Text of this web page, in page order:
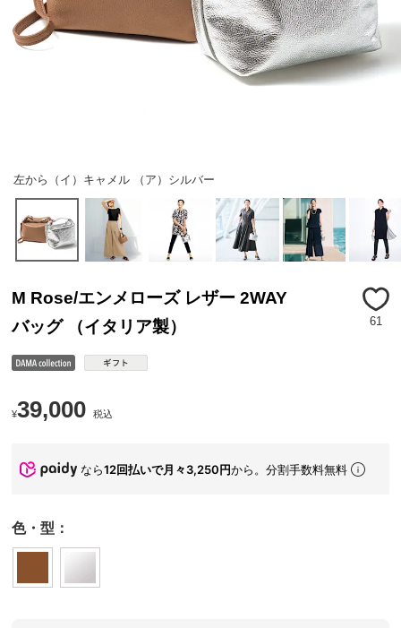
左から（イ）キャメル （ア）シルバー
M Rose/エンメローズ レザー 2WAY
バッグ （イタリア製）
61
¥39,000 税込
なら12回払いで月々3,250円から。分割手数料無料
色・型：